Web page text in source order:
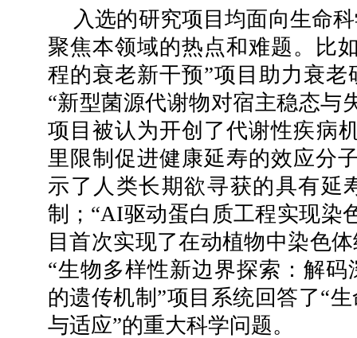
入选的研究项目均面向生命
聚焦本领域的热点和难题。比
程的衰老新干预”项目助力衰
“新型菌源代谢物对宿主稳态与
项目被认为开创了代谢性疾病
里限制促进健康延寿的效应分
示了人类长期欲寻获的具有延
制；“AI驱动蛋白质工程实现染
目首次实现了在动植物中染色
“生物多样性新边界探索：解
的遗传机制”项目系统回答了“
与适应”的重大科学问题。